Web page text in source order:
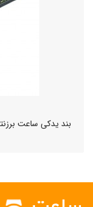
بند یدکی ساعت